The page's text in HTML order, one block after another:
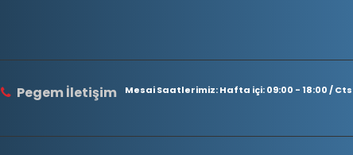
Pegem İletişim Mesai Saatlerimiz: Hafta içi: 09:00 - 18:00 /